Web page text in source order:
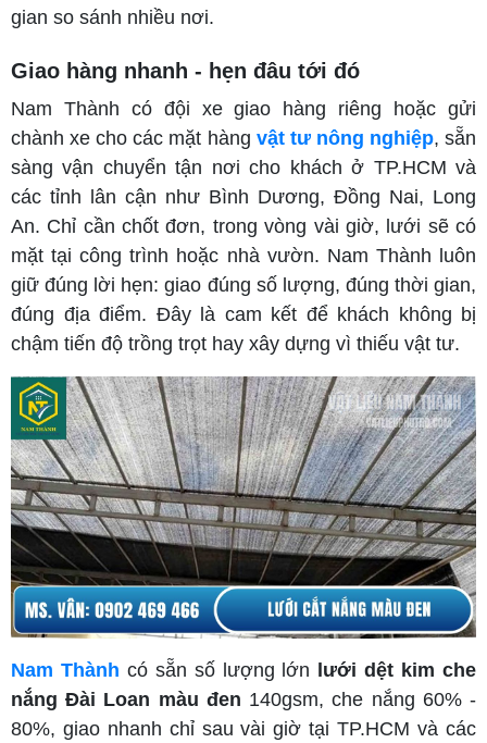
gian so sánh nhiều nơi.
Giao hàng nhanh - hẹn đâu tới đó
Nam Thành có đội xe giao hàng riêng hoặc gửi
chành xe cho các mặt hàng vật tư nông nghiệp, sẵn
sàng vận chuyển tận nơi cho khách ở TP.HCM và
các tỉnh lân cận như Bình Dương, Đồng Nai, Long
An. Chỉ cần chốt đơn, trong vòng vài giờ, lưới sẽ có
mặt tại công trình hoặc nhà vườn. Nam Thành luôn
giữ đúng lời hẹn: giao đúng số lượng, đúng thời gian,
đúng địa điểm. Đây là cam kết để khách không bị
chậm tiến độ trồng trọt hay xây dựng vì thiếu vật tư.
Nam Thành có sẵn số lượng lớn lưới dệt kim che
nắng Đài Loan màu đen 140gsm, che nắng 60% -
80%, giao nhanh chỉ sau vài giờ tại TP.HCM và các